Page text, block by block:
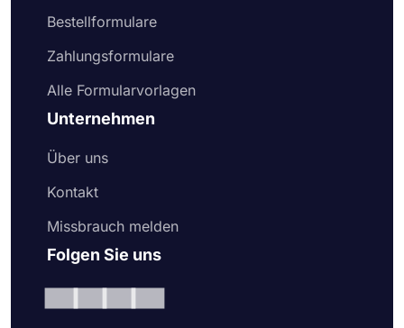
Bestellformulare
Zahlungsformulare
Alle Formularvorlagen
Unternehmen
Über uns
Kontakt
Missbrauch melden
Folgen Sie uns